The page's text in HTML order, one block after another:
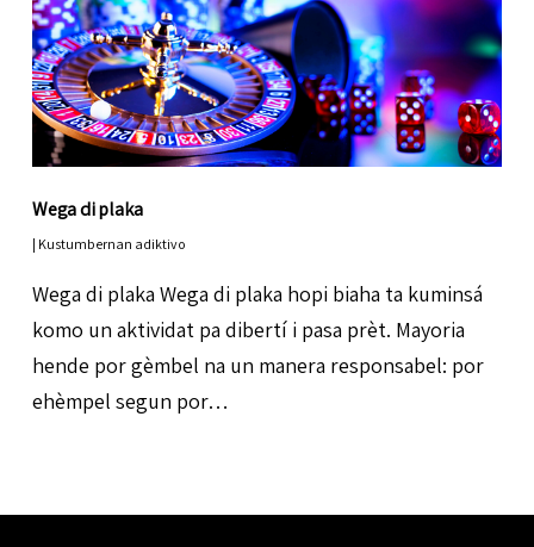
Wega di plaka
| Kustumbernan adiktivo
Wega di plaka Wega di plaka hopi biaha ta kuminsá
komo un aktividat pa dibertí i pasa prèt. Mayoria
hende por gèmbel na un manera responsabel: por
ehèmpel segun por…